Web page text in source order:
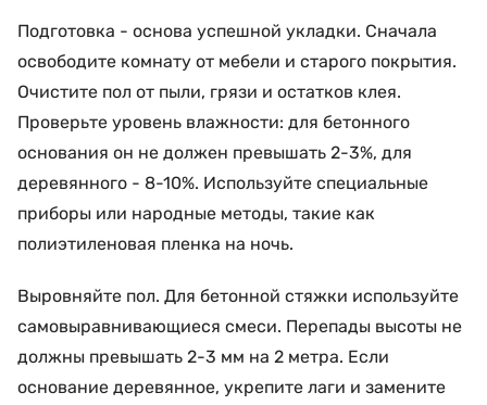
Подготовка - основа успешной укладки. Сначала
освободите комнату от мебели и старого покрытия.
Очистите пол от пыли, грязи и остатков клея.
Проверьте уровень влажности: для бетонного
основания он не должен превышать 2-3%, для
деревянного - 8-10%. Используйте специальные
приборы или народные методы, такие как
полиэтиленовая пленка на ночь.
Выровняйте пол. Для бетонной стяжки используйте
самовыравнивающиеся смеси. Перепады высоты не
должны превышать 2-3 мм на 2 метра. Если
основание деревянное, укрепите лаги и замените